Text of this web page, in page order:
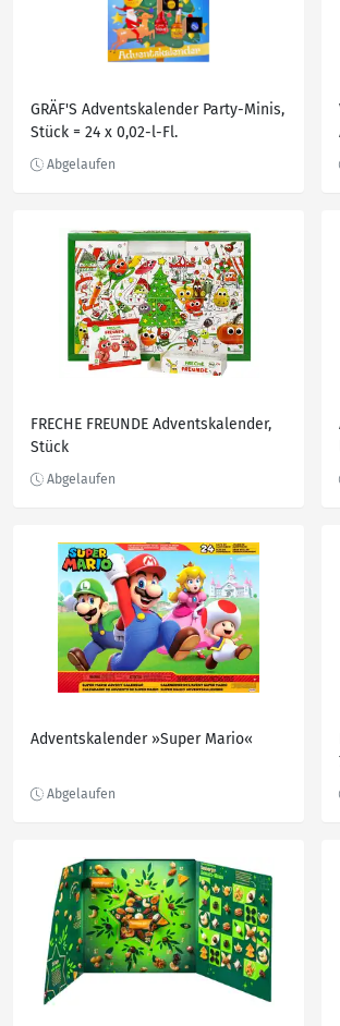
GRÄF'S Adventskalender Party-Minis,
Stück = 24 x 0,02-l-Fl.
FRECHE FREUNDE Adventskalender,
Stück
Adventskalender »Super Mario«